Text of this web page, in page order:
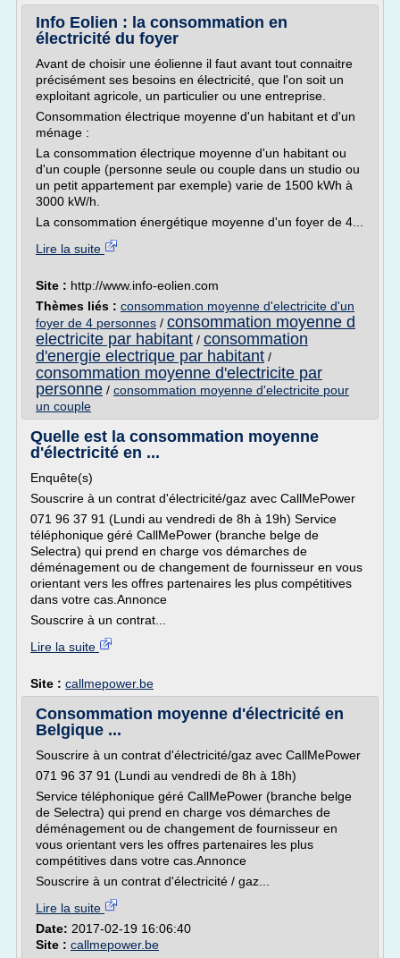
Info Eolien : la consommation en
électricité du foyer
Avant de choisir une éolienne il faut avant tout connaitre
précisément ses besoins en électricité, que l'on soit un
exploitant agricole, un particulier ou une entreprise.
Consommation électrique moyenne d'un habitant et d'un
ménage :
La consommation électrique moyenne d'un habitant ou
d'un couple (personne seule ou couple dans un studio ou
un petit appartement par exemple) varie de 1500 kWh à
3000 kW/h.
La consommation énergétique moyenne d'un foyer de 4...
Lire la suite
Site : http://www.info-eolien.com
Thèmes liés : consommation moyenne d'electricite d'un
foyer de 4 personnes / consommation moyenne d
electricite par habitant / consommation
d'energie electrique par habitant /
consommation moyenne d'electricite par
personne / consommation moyenne d'electricite pour
un couple
Quelle est la consommation moyenne
d'électricité en ...
Enquête(s)
Souscrire à un contrat d'électricité/gaz avec CallMePower
071 96 37 91 (Lundi au vendredi de 8h à 19h) Service
téléphonique géré CallMePower (branche belge de
Selectra) qui prend en charge vos démarches de
déménagement ou de changement de fournisseur en vous
orientant vers les offres partenaires les plus compétitives
dans votre cas.Annonce
Souscrire à un contrat...
Lire la suite
Site : callmepower.be
Consommation moyenne d'électricité en
Belgique ...
Souscrire à un contrat d'électricité/gaz avec CallMePower
071 96 37 91 (Lundi au vendredi de 8h à 18h)
Service téléphonique géré CallMePower (branche belge
de Selectra) qui prend en charge vos démarches de
déménagement ou de changement de fournisseur en
vous orientant vers les offres partenaires les plus
compétitives dans votre cas.Annonce
Souscrire à un contrat d'électricité / gaz...
Lire la suite
Date: 2017-02-19 16:06:40
Site : callmepower.be